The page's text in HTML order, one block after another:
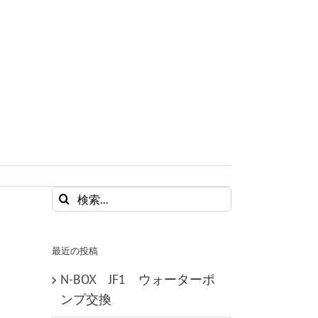
検
索
最近の投稿
N-BOX JF1 ウォーターポ
ンプ交換